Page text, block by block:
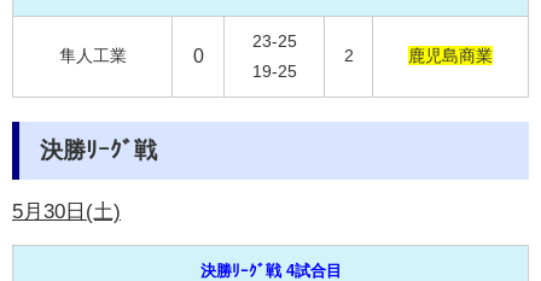
隼人工業 0
23-25
19-25
2 鹿児島商業
決勝ﾘｰｸﾞ戦
5月30日(土)
決勝ﾘｰｸﾞ戦 4試合目